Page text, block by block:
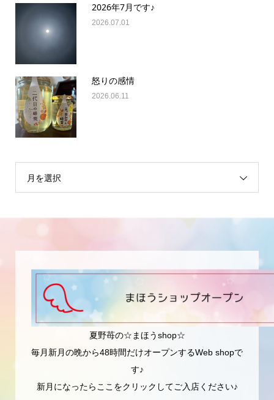
2026年7月です♪
2026.07.01
怒りの感情
2026.06.11
月を選択
夏野苺の☆まほうshop☆
毎月新月の晩から48時間だけオープンするWeb shopで
す♪
新月になったらここをクリックしてご入店ください♪